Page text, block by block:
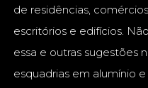
de residências,
escritórios e edifícios.
essa e outras sugestões
esquadrias em alumínio